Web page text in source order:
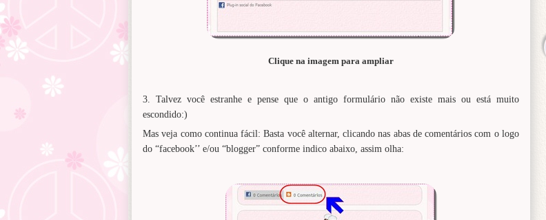
Clique na imagem para ampliar
3. Talvez você estranhe e pense que o antigo formulário não existe mais ou está muito
escondido:)
Mas veja como continua fácil: Basta você alternar, clicando nas abas de comentários com o logo
do “facebook’’ e/ou “blogger” conforme indico abaixo, assim olha: